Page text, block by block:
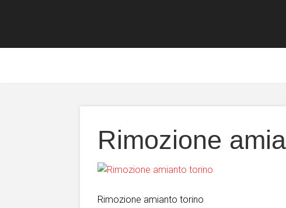
Rimozione
Rimozione amianto torino